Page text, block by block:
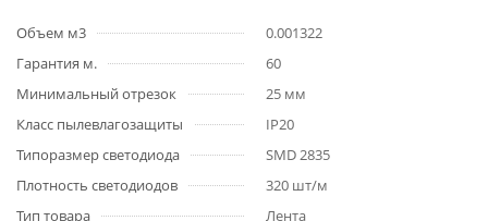
Объем м3
0.001322
Гарантия м.
60
Минимальный отрезок
25 мм
Класс пылевлагозащиты
IP20
Типоразмер светодиода
SMD 2835
Плотность светодиодов
320 шт/м
Тип товара
Лента